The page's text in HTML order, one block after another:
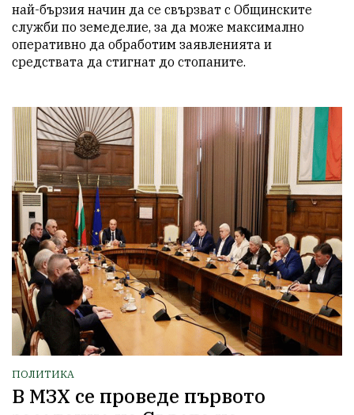
най-бързия начин да се свързват с Общинските
служби по земеделие, за да може максимално
оперативно да обработим заявленията и
средствата да стигнат до стопаните.
ПОЛИТИКА
В МЗХ се проведе първото